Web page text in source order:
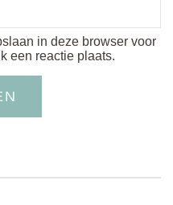
in deze browser voor
een reactie plaats.